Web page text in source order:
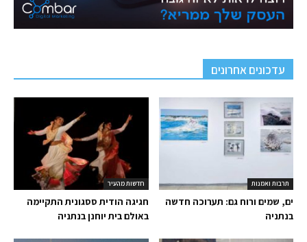
עדכונים אחרונים
חדשות מהעיר
חגיגה הודית ססגונית התקיימה
באולם בית יוחנן בנתניה
תרבות ואמנות
ים, שמים ורוח גם: תערוכה חדשה
בנתניה